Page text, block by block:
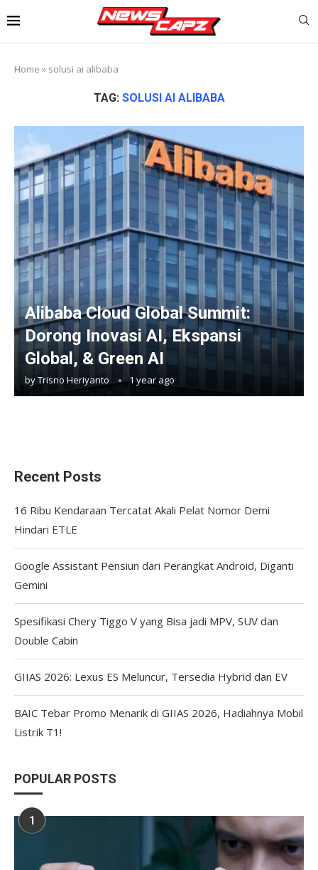
Home » solusi ai alibaba
TAG: SOLUSI AI ALIBABA
Alibaba Cloud Global Summit:
Dorong Inovasi AI, Ekspansi
Global, & Green AI
byTrisno Heriyanto 1 year ago
Recent Posts
16 Ribu Kendaraan Tercatat Akali Pelat Nomor Demi
Hindari ETLE
Google Assistant Pensiun dari Perangkat Android, Diganti
Gemini
Spesifikasi Chery Tiggo V yang Bisa jadi MPV, SUV dan
Double Cabin
GIIAS 2026: Lexus ES Meluncur, Tersedia Hybrid dan EV
BAIC Tebar Promo Menarik di GIIAS 2026, Hadiahnya Mobil
Listrik T1!
POPULAR POSTS
1